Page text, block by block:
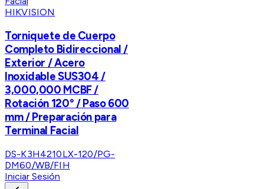
HIKVISION
Torniquete de Cuerpo
Completo Bidireccional /
Exterior / Acero
Inoxidable SUS304 /
3,000,000 MCBF /
Rotación 120° / Paso 600
mm / Preparación para
Terminal Facial
DS-K3H4210LX-120/PG-
DM60/WB/FIH
Iniciar Sesión